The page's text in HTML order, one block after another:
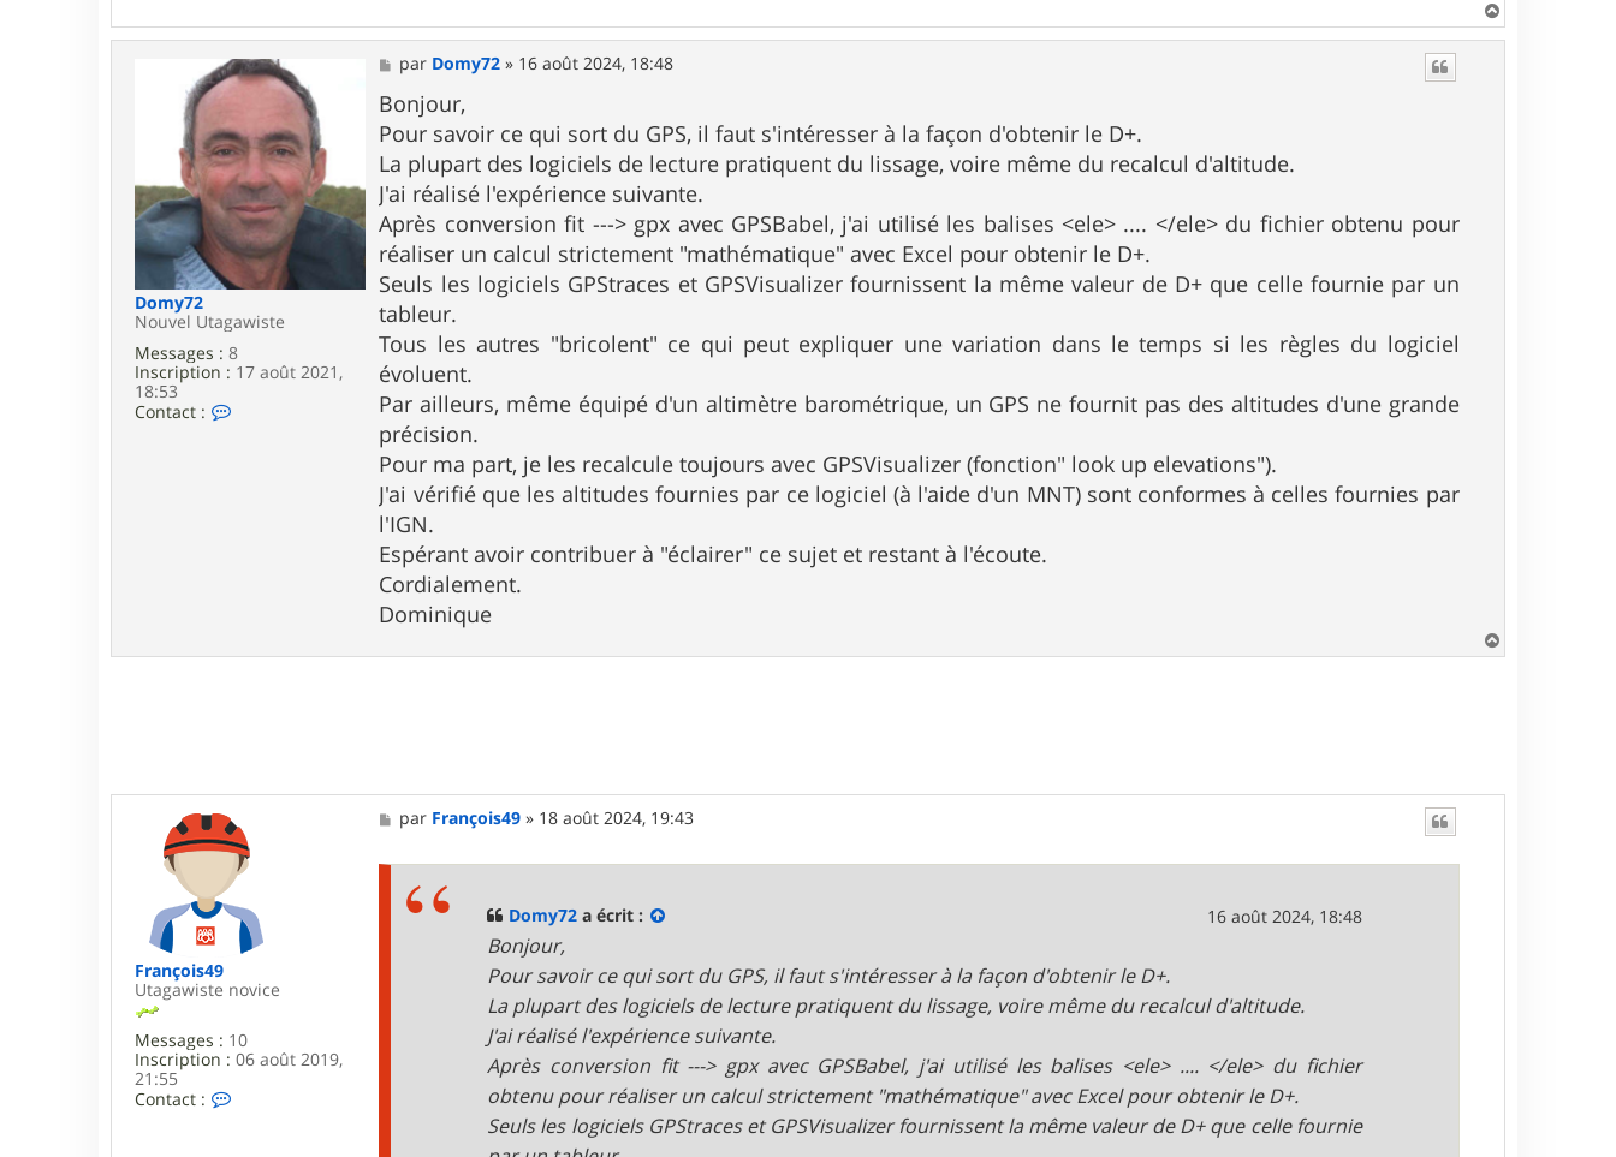
o
i
s
a
Domy72
Nouvel Utagawiste
Messages : 8
Inscription : 17 août 2021,
18:53
Contact :
7
M
e
s
s
a
g
e
par Domy72 » 16 août 2024, 18:48
Bonjour,
Pour savoir ce qui sort du GPS, il faut s'intéresser à la façon d'obtenir le D+.
La plupart des logiciels de lecture pratiquent du lissage, voire même du recalcul d'altitude.
J'ai réalisé l'expérience suivante.
Après conversion fit ---> gpx avec GPSBabel, j'ai utilisé les balises <ele> .... </ele> du fichier obtenu pour
réaliser un calcul strictement "mathématique" avec Excel pour obtenir le D+.
Seuls les logiciels GPStraces et GPSVisualizer fournissent la même valeur de D+ que celle fournie par un
tableur.
Tous les autres "bricolent" ce qui peut expliquer une variation dans le temps si les règles du logiciel
évoluent.
Par ailleurs, même équipé d'un altimètre barométrique, un GPS ne fournit pas des altitudes d'une grande
précision.
Pour ma part, je les recalcule toujours avec GPSVisualizer (fonction" look up elevations").
J'ai vérifié que les altitudes fournies par ce logiciel (à l'aide d'un MNT) sont conformes à celles fournies par
l'IGN.
Espérant avoir contribuer à "éclairer" ce sujet et restant à l'écoute.
Cordialement.
Dominique
a
François49
Utagawiste novice
Messages : 10
Inscription : 06 août 2019,
21:55
Contact :
M
e
par François49 » 18 août 2024, 19:43
Domy72 a écrit : 16 août 2024, 18:48
Bonjour,
Pour savoir ce qui sort du GPS, il faut s'intéresser à la façon d'obtenir le D+.
La plupart des logiciels de lecture pratiquent du lissage, voire même du recalcul d'altitude.
J'ai réalisé l'expérience suivante.
Après conversion fit ---> gpx avec GPSBabel, j'ai utilisé les balises <ele> .... </ele> du fichier
obtenu pour réaliser un calcul strictement "mathématique" avec Excel pour obtenir le D+.
Seuls les logiciels GPStraces et GPSVisualizer fournissent la même valeur de D+ que celle fournie